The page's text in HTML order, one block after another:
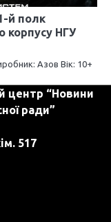
й полк
корпусу НГУ
Азов Вік: 10+
центр “Новини
ради”
517